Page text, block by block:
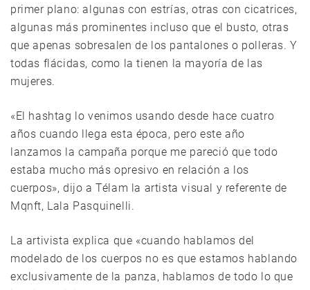
primer plano: algunas con estrías, otras con cicatrices,
algunas más prominentes incluso que el busto, otras
que apenas sobresalen de los pantalones o polleras. Y
todas flácidas, como la tienen la mayoría de las
mujeres.
«El hashtag lo venimos usando desde hace cuatro
años cuando llega esta época, pero este año
lanzamos la campaña porque me pareció que todo
estaba mucho más opresivo en relación a los
cuerpos», dijo a Télam la artista visual y referente de
Mqnft, Lala Pasquinelli.
La artivista explica que «cuando hablamos del
modelado de los cuerpos no es que estamos hablando
exclusivamente de la panza, hablamos de todo lo que